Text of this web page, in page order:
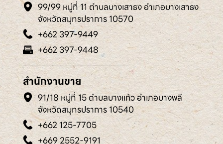
99/99 หมู่ที่ 11 ตำบลบางเสาธง อำเภอบางเสาธง
จังหวัดสมุทรปราการ 10570
+662 397-9449
+662 397-9448
สำนักงานขาย
91/18 หมู่ที่ 15 ตำบลบางแก้ว อำเภอบางพลี
จังหวัดสมุทรปราการ 10540
+662 125-7705
+669 2552-9191